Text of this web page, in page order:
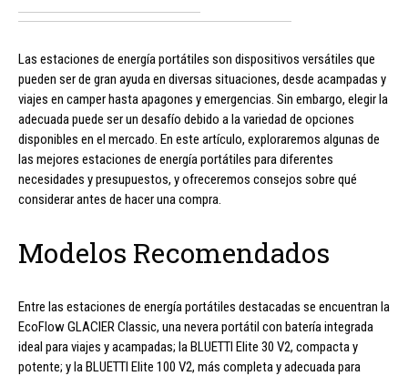
Las estaciones de energía portátiles son dispositivos versátiles que
pueden ser de gran ayuda en diversas situaciones, desde acampadas y
viajes en camper hasta apagones y emergencias. Sin embargo, elegir la
adecuada puede ser un desafío debido a la variedad de opciones
disponibles en el mercado. En este artículo, exploraremos algunas de
las mejores estaciones de energía portátiles para diferentes
necesidades y presupuestos, y ofreceremos consejos sobre qué
considerar antes de hacer una compra.
Modelos Recomendados
Entre las estaciones de energía portátiles destacadas se encuentran la
EcoFlow GLACIER Classic, una nevera portátil con batería integrada
ideal para viajes y acampadas; la BLUETTI Elite 30 V2, compacta y
potente; y la BLUETTI Elite 100 V2, más completa y adecuada para